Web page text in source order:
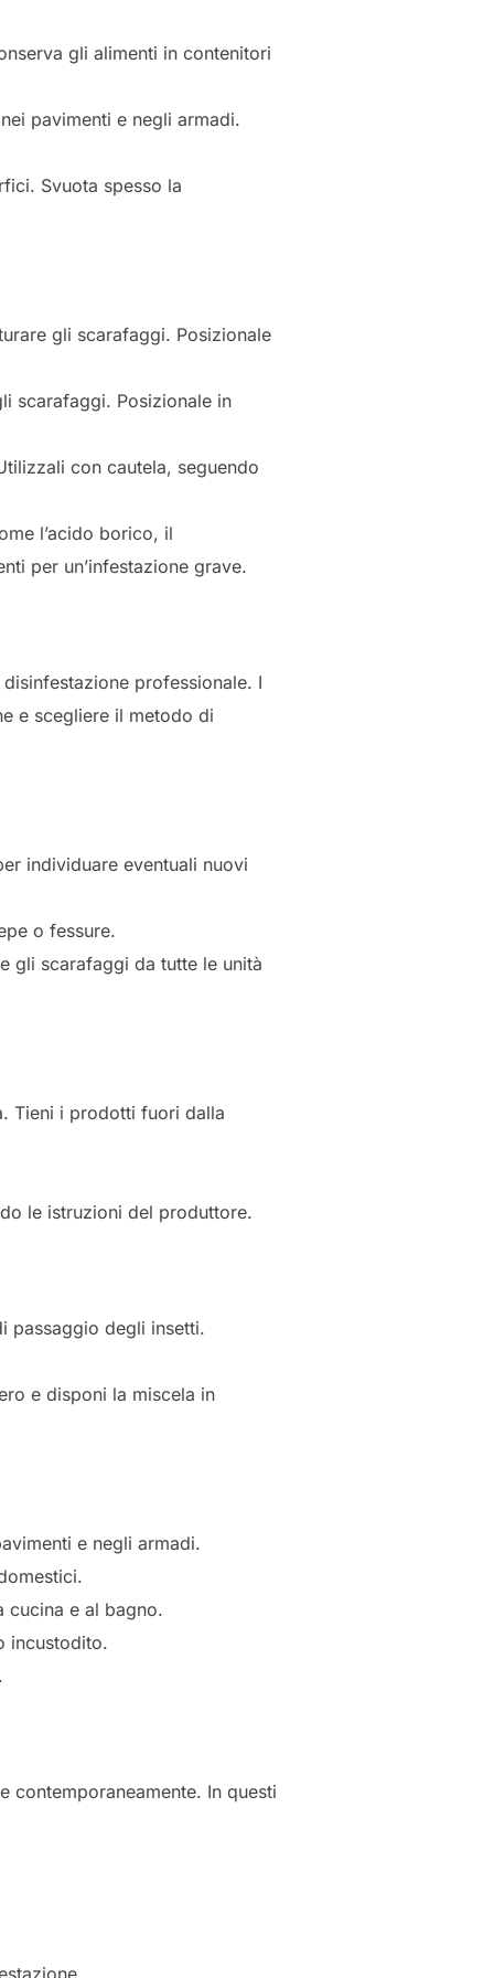
gli alimenti in contenitori
pavimenti e negli armadi.
Svuota spesso la
gli scarafaggi. Posizionale
scarafaggi. Posizionale in
con cautela, seguendo
l’acido borico, il
per un’infestazione grave.
professionale. I
e scegliere il metodo di
individuare eventuali nuovi
o fessure.
gli scarafaggi da tutte le unità
Tieni i prodotti fuori dalla
le istruzioni del produttore.
passaggio degli insetti.
e disponi la miscela in
e negli armadi.
cucina e al bagno.
incustodito.
In questi